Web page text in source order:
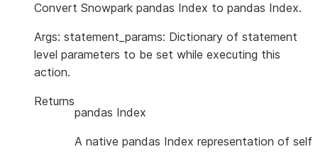
Convert Snowpark pandas Index to pandas Index.
Args: statement_params: Dictionary of statement
level parameters to be set while executing this
action.
Returns
pandas Index
A native pandas Index representation of self